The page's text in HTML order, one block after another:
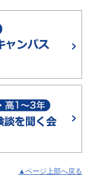
▲ページ上部へ戻る